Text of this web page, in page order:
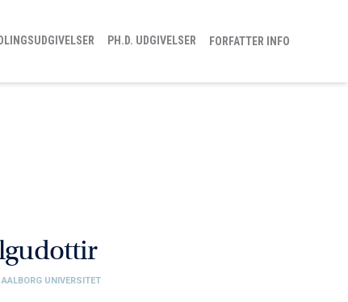
PH.D. UDGIVELSER FORFATTER INFO
UNIVERSITET